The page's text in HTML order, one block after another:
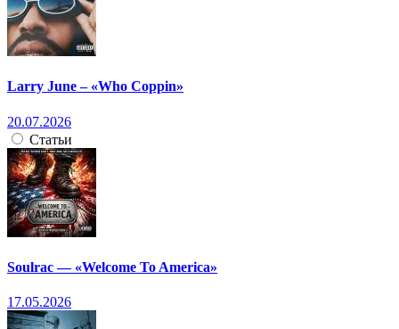
Larry June – «Who Coppin»
20.07.2026
Статьи
Soulrac — «Welcome To America»
17.05.2026